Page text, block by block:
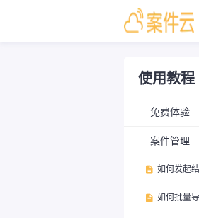
使用教程
免费体验
案件管理
 如何发起
 如何批量